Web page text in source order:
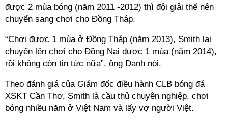
được 2 mùa bóng (năm 2011 -2012) thì đội giải thể nên
chuyển sang chơi cho Đồng Tháp.
“Chơi được 1 mùa ở Đồng Tháp (năm 2013), Smith lại
chuyển lên chơi cho Đồng Nai được 1 mùa (năm 2014),
rồi không còn tin tức nữa”, ông Danh nói.
Theo đánh giá của Giám đốc điều hành CLB bóng đá
XSKT Cần Thơ, Smith là cầu thủ chuyên nghiệp, chơi
bóng nhiều năm ở Việt Nam và lấy vợ người Việt.